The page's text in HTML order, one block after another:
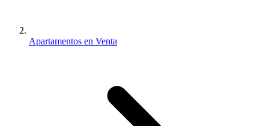
Apartamentos en Venta